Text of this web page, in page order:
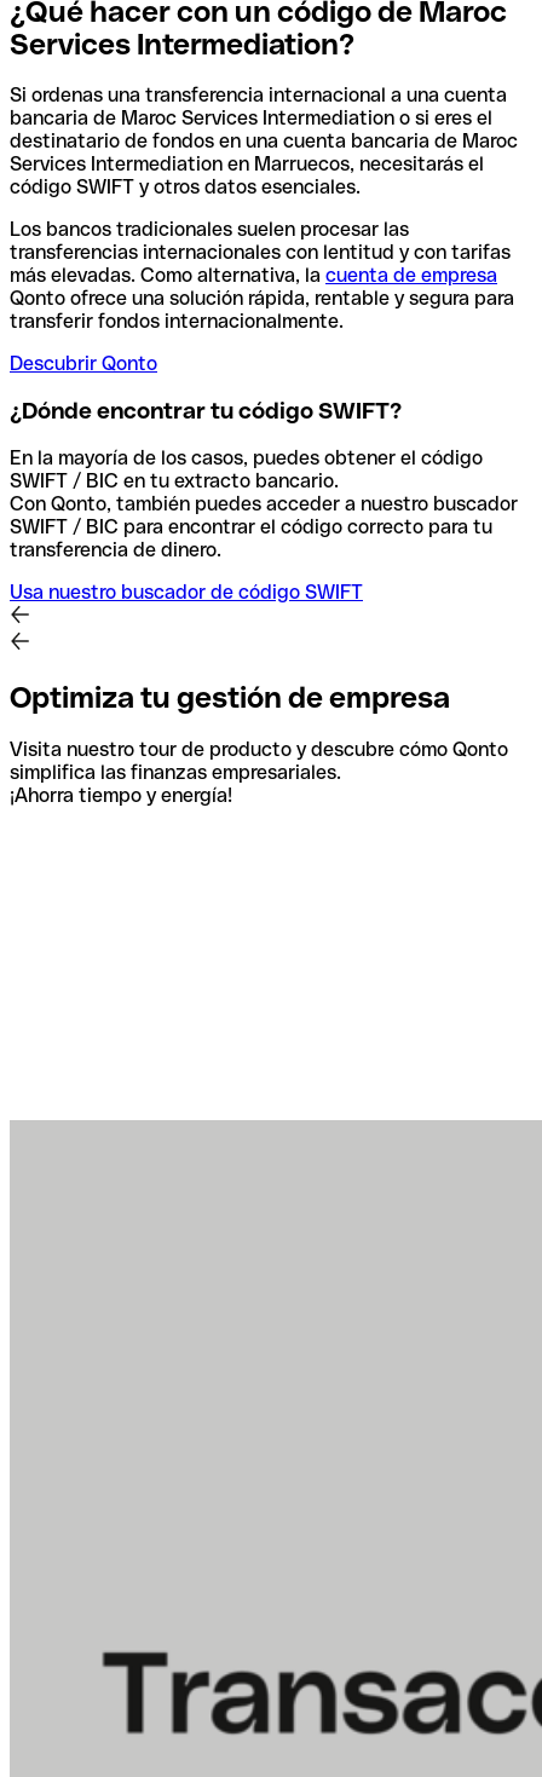
¿Qué hacer con un código de Maroc
Services Intermediation?
Si ordenas una transferencia internacional a una cuenta
bancaria de Maroc Services Intermediation o si eres el
destinatario de fondos en una cuenta bancaria de Maroc
Services Intermediation en Marruecos, necesitarás el
código SWIFT y otros datos esenciales.
Los bancos tradicionales suelen procesar las
transferencias internacionales con lentitud y con tarifas
más elevadas. Como alternativa, la cuenta de empresa
Qonto ofrece una solución rápida, rentable y segura para
transferir fondos internacionalmente.
Descubrir Qonto
¿Dónde encontrar tu código SWIFT?
En la mayoría de los casos, puedes obtener el código
SWIFT / BIC en tu extracto bancario.
Con Qonto, también puedes acceder a nuestro buscador
SWIFT / BIC para encontrar el código correcto para tu
transferencia de dinero.
Usa nuestro buscador de código SWIFT
Optimiza tu gestión de empresa
Visita nuestro tour de producto y descubre cómo Qonto
simplifica las finanzas empresariales.
¡Ahorra tiempo y energía!